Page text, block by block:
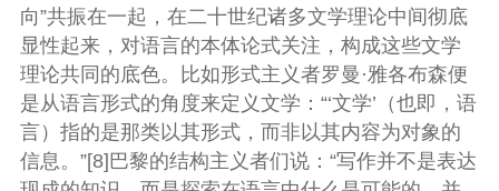
向”共振在一起，在二十世纪诸多文学理论中间彻底
显性起来，对语言的本体论式关注，构成这些文学
理论共同的底色。比如形式主义者罗曼·雅各布森便
是从语言形式的角度来定义文学：“‘文学’（也即，语
言）指的是那类以其形式，而非以其内容为对象的
信息。”[8]巴黎的结构主义者们说：“写作并不是表达